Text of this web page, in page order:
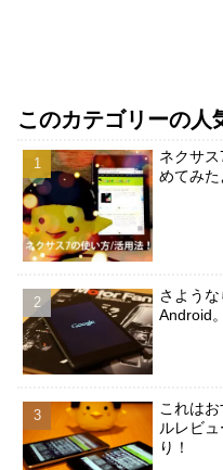
このカテゴリーの人
ネクサ
めてみた
さような
Android
これは
ルレビ
り！